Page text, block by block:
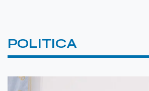
POLITICA